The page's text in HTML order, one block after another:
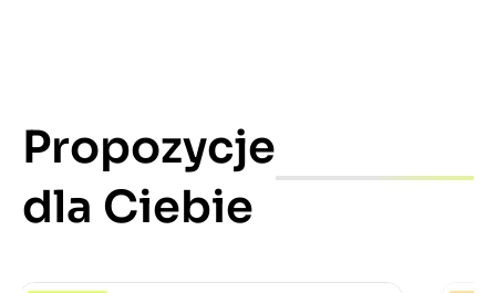
Propozycje
dla Ciebie